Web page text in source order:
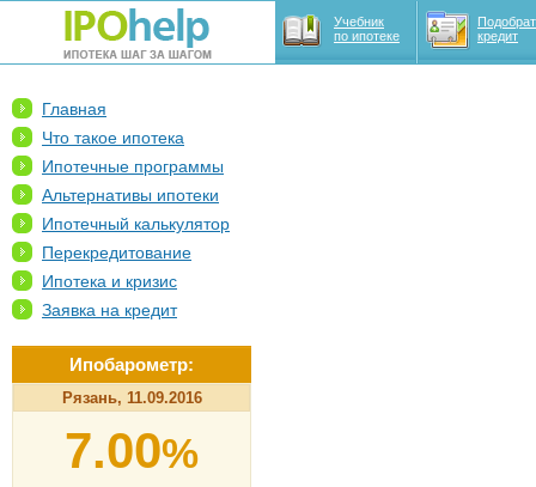
Учебник
по ипотеке
кредит
Главная
Что такое ипотека
Ипотечные программы
Альтернативы ипотеки
Ипотечный калькулятор
Перекредитование
Ипотека и кризис
Заявка на кредит
Ипобарометр:
Рязань, 11.09.2016
7.00%